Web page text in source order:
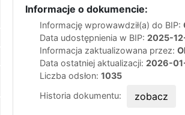
Informacje o dokumencie:
Informację wprowawdził(a) do BIP:
Data udostępnienia w BIP: 2025-
Informacja zaktualizowana przez:
Data ostatniej aktualizacji: 2026-
Liczba odsłon: 1035
Historia dokumentu:
zobacz